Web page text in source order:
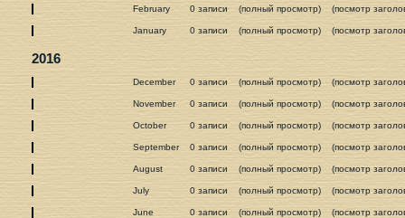
February 0 записи (полный просмотр) (посмотр
January 0 записи (полный просмотр) (посмотр
2016
December 0 записи (полный просмотр) (посмотр
November 0 записи (полный просмотр) (посмотр
October 0 записи (полный просмотр) (посмотр
September 0 записи (полный просмотр) (посмотр
August 0 записи (полный просмотр) (посмотр
July 0 записи (полный просмотр) (посмотр
June 0 записи (полный просмотр) (посмотр